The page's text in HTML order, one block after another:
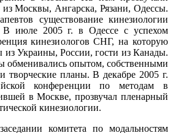
из Москвы, Ангарска, Рязани, Одессы.
существование кинезиологии
В июле 2005 г. в Одессе с успехом
кинезиологов СНГ, на которую
из Украины, России, гости из Канады.
обменивались опытом, собственными
творческие планы. В декабре 2005 г.
конференции по методам в
в Москве, прозвучал пленарный
кинезиологии.
комитета по модальностям